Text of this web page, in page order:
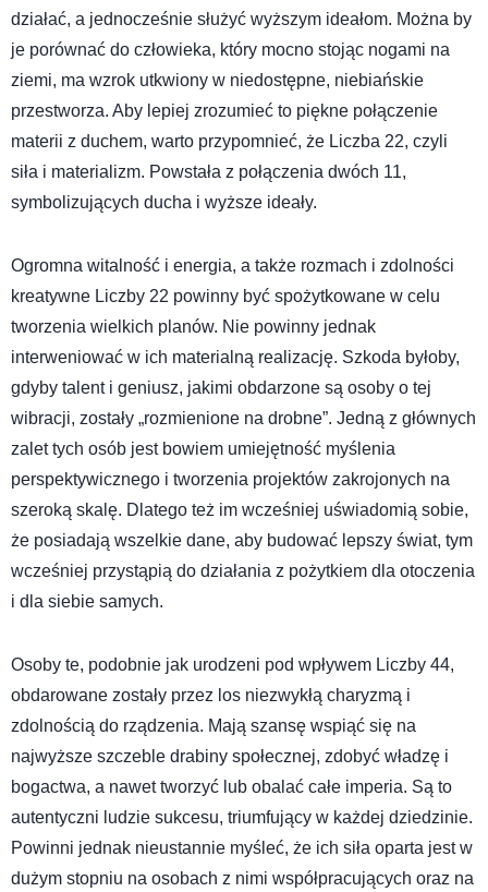
działać, a jednocześnie służyć wyższym ideałom. Można by
je porównać do człowieka, który mocno stojąc nogami na
ziemi, ma wzrok utkwiony w niedostępne, niebiańskie
przestworza. Aby lepiej zrozumieć to piękne połączenie
materii z duchem, warto przypomnieć, że Liczba 22, czyli
siła i materializm. Powstała z połączenia dwóch 11,
symbolizujących ducha i wyższe ideały.
Ogromna witalność i energia, a także rozmach i zdolności
kreatywne Liczby 22 powinny być spożytkowane w celu
tworzenia wielkich planów. Nie powinny jednak
interweniować w ich materialną realizację. Szkoda byłoby,
gdyby talent i geniusz, jakimi obdarzone są osoby o tej
wibracji, zostały „rozmienione na drobne”. Jedną z głównych
zalet tych osób jest bowiem umiejętność myślenia
perspektywicznego i tworzenia projektów zakrojonych na
szeroką skalę. Dlatego też im wcześniej uświadomią sobie,
że posiadają wszelkie dane, aby budować lepszy świat, tym
wcześniej przystąpią do działania z pożytkiem dla otoczenia
i dla siebie samych.
Osoby te, podobnie jak urodzeni pod wpływem Liczby 44,
obdarowane zostały przez los niezwykłą charyzmą i
zdolnością do rządzenia. Mają szansę wspiąć się na
najwyższe szczeble drabiny społecznej, zdobyć władzę i
bogactwa, a nawet tworzyć lub obalać całe imperia. Są to
autentyczni ludzie sukcesu, triumfujący w każdej dziedzinie.
Powinni jednak nieustannie myśleć, że ich siła oparta jest w
dużym stopniu na osobach z nimi współpracujących oraz na